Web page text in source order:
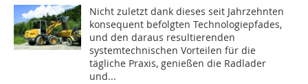
Nicht zuletzt dank dieses seit Jahrzehnten
konsequent befolgten Technologiepfades,
und den daraus resultierenden
systemtechnischen Vorteilen für die
tägliche Praxis, genießen die Radlader
und...